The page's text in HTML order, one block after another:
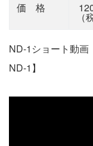
価 格
（
ND-1ショート動画
ND-1】